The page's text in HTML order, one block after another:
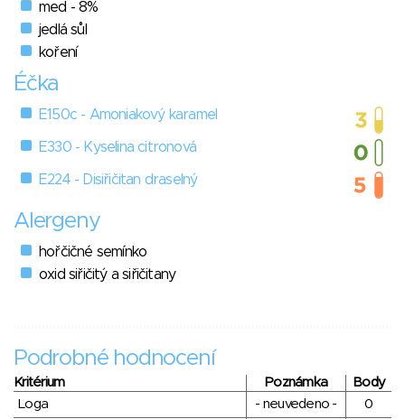
med - 8%
jedlá sůl
koření
Éčka
E150c - Amoniakový karamel
E330 - Kyselina citronová
E224 - Disiřičitan draselný
Alergeny
hořčičné semínko
oxid siřičitý a siřičitany
Podrobné hodnocení
Kritérium Poznámka
Body
Loga
- neuvedeno -
0